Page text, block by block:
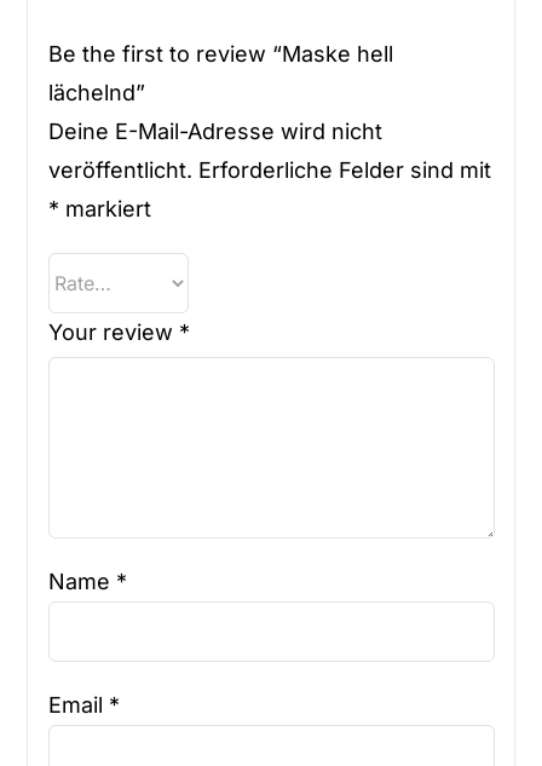
Be the first to review “Maske hell
lächelnd”
Deine E-Mail-Adresse wird nicht
veröffentlicht. Erforderliche Felder sind mit
* markiert
Your review *
Name *
Email *